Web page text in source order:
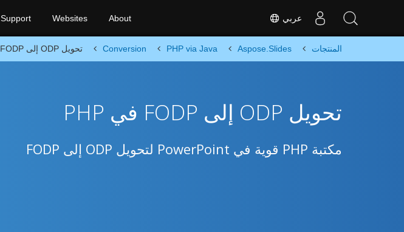
عربي Support Websites About
المنتجات Aspose.Slides
PHP via Java
Conversion تحويل ODP إلى FODP في PHP
تحويل ODP إلى FODP في PHP
مكتبة PHP قوية في PowerPoint لتحويل ODP إلى FODP